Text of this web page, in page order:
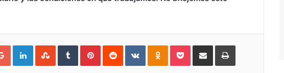
Google+LinkedInStumbleUpon
TumblrPinterestReddit VKontakteOdnoklassniki
PocketCompartir
mail
Imprimir